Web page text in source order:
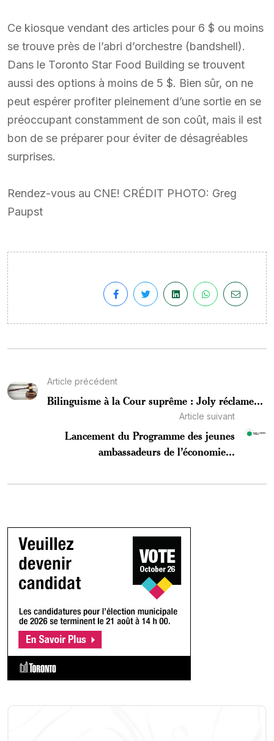
Ce kiosque vendant des articles pour 6 $ ou moins
se trouve près de l’abri d’orchestre (bandshell).
Dans le Toronto Star Food Building se trouvent
aussi des options à moins de 5 $. Bien sûr, on ne
peut espérer profiter pleinement d’une sortie en se
préoccupant constamment de son coût, mais il est
bon de se préparer pour éviter de désagréables
surprises.
Rendez-vous au CNE! CRÉDIT PHOTO: Greg
Paupst
Article précédent
Bilinguisme à la Cour suprême : Joly réclame...
Article suivant
Lancement du Programme des jeunes
ambassadeurs de l’économie...